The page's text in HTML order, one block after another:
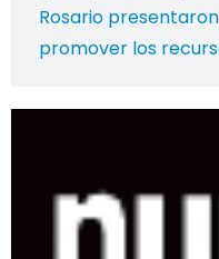
Rosario
promover los